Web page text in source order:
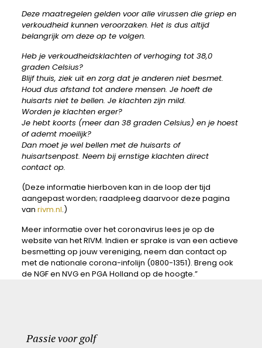
Deze maatregelen gelden voor alle virussen die griep en
verkoudheid kunnen veroorzaken. Het is dus altijd
belangrijk om deze op te volgen.
Heb je verkoudheidsklachten of verhoging tot 38,0
graden Celsius?
Blijf thuis, ziek uit en zorg dat je anderen niet besmet.
Houd dus afstand tot andere mensen. Je hoeft de
huisarts niet te bellen. Je klachten zijn mild.
Worden je klachten erger?
Je hebt koorts (meer dan 38 graden Celsius) en je hoest
of ademt moeilijk?
Dan moet je wel bellen met de huisarts of
huisartsenpost. Neem bij ernstige klachten direct
contact op.
(Deze informatie hierboven kan in de loop der tijd
aangepast worden; raadpleeg daarvoor deze pagina
van rivm.nl.)
Meer informatie over het coronavirus lees je op de
website van het RIVM. Indien er sprake is van een actieve
besmetting op jouw vereniging, neem dan contact op
met de nationale corona-infolijn (0800-1351). Breng ook
de NGF en NVG en PGA Holland op de hoogte.”
Passie voor golf